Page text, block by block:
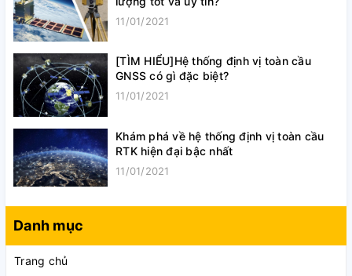
11/01/2021
[TÌM HIỂU]Hệ thống định vị toàn cầu
GNSS có gì đặc biệt?
11/01/2021
Khám phá về hệ thống định vị toàn cầu
RTK hiện đại bậc nhất
11/01/2021
Danh mục
Trang chủ